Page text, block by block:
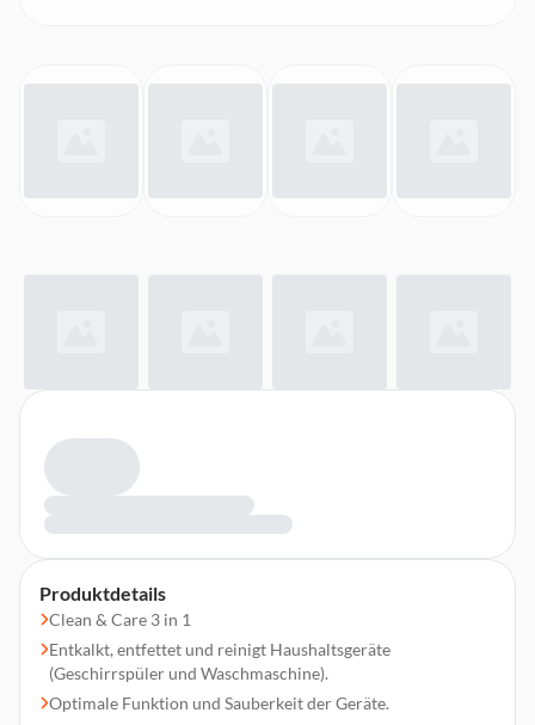
Produktdetails
Clean & Care 3 in 1
Entkalkt, entfettet und reinigt Haushaltsgeräte
(Geschirrspüler und Waschmaschine).
Optimale Funktion und Sauberkeit der Geräte.